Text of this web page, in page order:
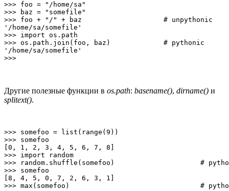
>>> foo = "/home/sa"
>>> baz = "somefile"
>>> foo + "/" + baz                    # unpythonic
'/home/sa/somefile'
>>> import os.path
>>> os.path.join(foo, baz)             # pythonic
'/home/sa/somefile'
Другие полезные функции в os.path: basename(), dirname() и
splitext().
>>> somefoo = list(range(9))
>>> somefoo
[0, 1, 2, 3, 4, 5, 6, 7, 8]
>>> import random
>>> random.shuffle(somefoo)                     #
>>> somefoo
[8, 4, 5, 0, 7, 2, 6, 3, 1]
>>> max(somefoo)                                #